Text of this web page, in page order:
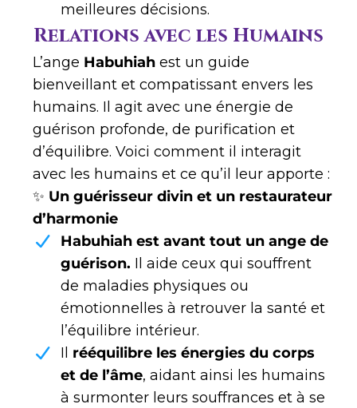
meilleures décisions.
Relations avec les Humains
L’ange Habuhiah est un guide
bienveillant et compatissant envers les
humains. Il agit avec une énergie de
guérison profonde, de purification et
d’équilibre. Voici comment il interagit
avec les humains et ce qu’il leur apporte :
✨ Un guérisseur divin et un restaurateur
d’harmonie
Habuhiah est avant tout un ange de
guérison. Il aide ceux qui souffrent
de maladies physiques ou
émotionnelles à retrouver la santé et
l’équilibre intérieur.
Il rééquilibre les énergies du corps
et de l’âme, aidant ainsi les humains
à surmonter leurs souffrances et à se